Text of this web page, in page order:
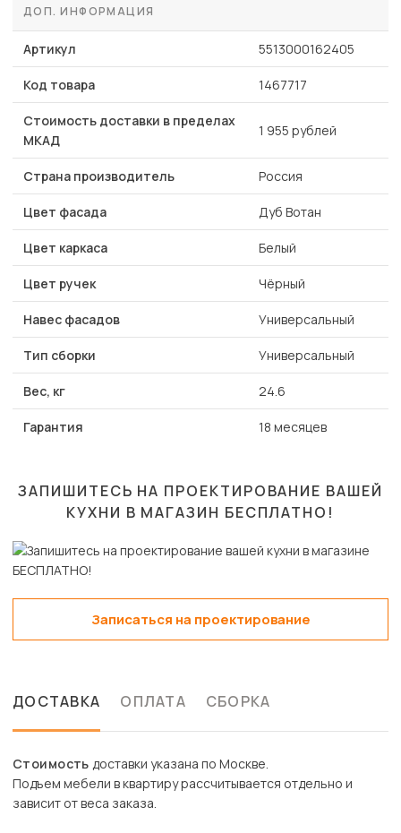
ДОП. ИНФОРМАЦИЯ
Артикул 5513000162405
Код товара 1467717
Стоимость доставки в пределах
МКАД
1 955 рублей
Страна производитель Россия
Цвет фасада Дуб Вотан
Цвет каркаса Белый
Цвет ручек Чёрный
Навес фасадов Универсальный
Тип сборки Универсальный
Вес, кг 24.6
Гарантия 18 месяцев
ЗАПИШИТЕСЬ НА ПРОЕКТИРОВАНИЕ ВАШЕЙ
КУХНИ В МАГАЗИН БЕСПЛАТНО!
Записаться на проектирование
ДОСТАВКА ОПЛАТА СБОРКА
Стоимость доставки указана по Москве.
Подъем мебели в квартиру рассчитывается отдельно и
зависит от веса заказа.